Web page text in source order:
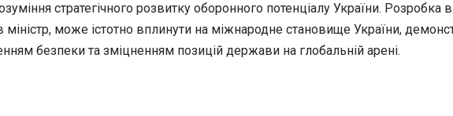
стратегічного розвитку оборонного потенціалу України. Розробка
міністр, може істотно вплинути на міжнародне становище України,
безпеки та зміцненням позицій держави на глобальній арені.